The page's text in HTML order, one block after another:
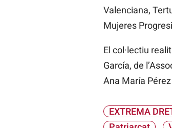
Valenciana,
Mujeres
El col·lectiu
García, de
Ana María
EXTREMA